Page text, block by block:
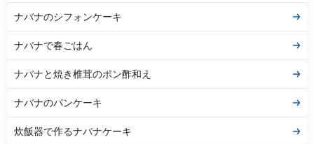
ナバナのシフォンケーキ
ナバナで春ごはん
ナバナと焼き椎茸のポン酢和え
ナバナのパンケーキ
炊飯器で作るナバナケーキ